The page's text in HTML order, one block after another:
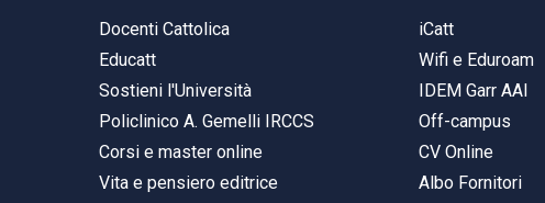
Docenti Cattolica
Educatt
Sostieni l'Università
Policlinico A. Gemelli IRCCS
Corsi e master online
Vita e pensiero editrice
iCatt
Wifi e Eduroam
IDEM Garr AAI
Off-campus
CV Online
Albo Fornitori